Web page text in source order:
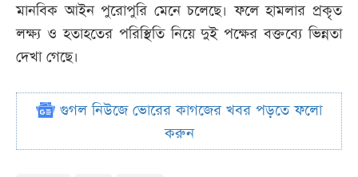
মানবিক আইন পুরোপুরি মেনে চলেছে। ফলে হামলার প্রকৃত
লক্ষ্য ও হতাহতের পরিস্থিতি নিয়ে দুই পক্ষের বক্তব্যে ভিন্নতা
দেখা গেছে।
গুগল নিউজে ভোরের কাগজের খবর পড়তে ফলো
করুন